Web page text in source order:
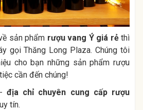
sản phẩm rượu vang Ý giá rẻ thì
gọi Thăng Long Plaza. Chúng tôi
cho bạn những sản phẩm rượu
cần đến chúng!
địa chỉ chuyên cung cấp rượu
tín.